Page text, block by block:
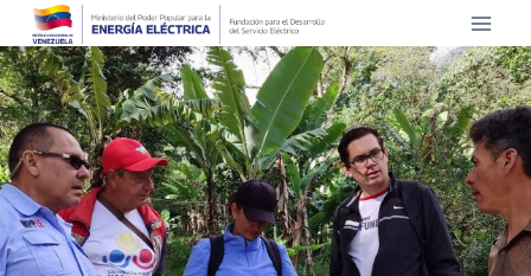
Saltar
contenido